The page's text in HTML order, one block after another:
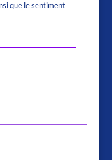
que le sentiment